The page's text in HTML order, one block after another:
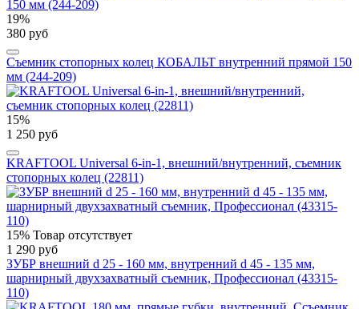
19%
380 руб
Съемник стопорных колец КОБАЛЬТ внутренний прямой 150
мм (244-209)
15%
1 250 руб
KRAFTOOL Universal 6-in-1, внешний/внутренний, съемник
стопорных колец (22811)
15% Товар отсутствует
1 290 руб
ЗУБР внешний d 25 - 160 мм, внутренний d 45 - 135 мм,
шарнирный двухзахватный съемник, Профессионал (43315-
110)